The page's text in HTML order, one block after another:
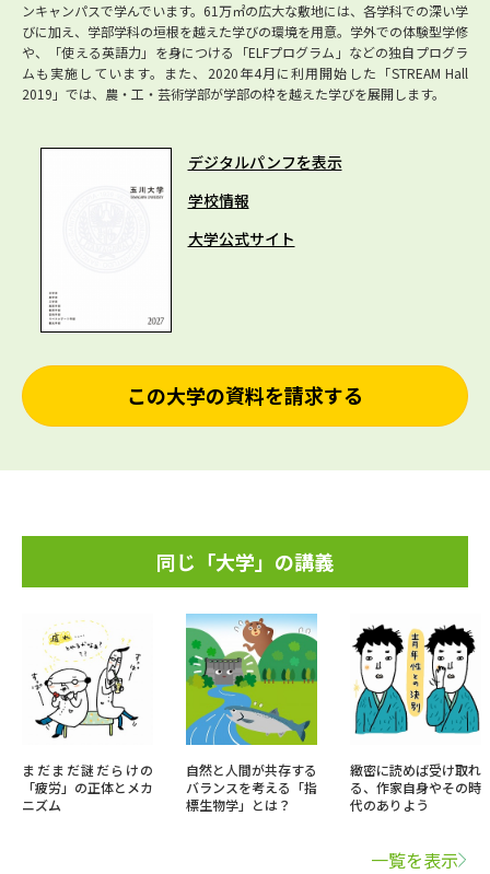
ンキャンパスで学んでいます。61万㎡の広大な敷地には、各学科での深い学
びに加え、学部学科の垣根を越えた学びの環境を用意。学外での体験型学修
や、「使える英語力」を身につける「ELFプログラム」などの独自プログラ
ムも実施しています。また、2020年4月に利用開始した「STREAM Hall
2019」では、農・工・芸術学部が学部の枠を越えた学びを展開します。
デジタルパンフを表示
学校情報
大学公式サイト
この大学の資料を請求する
同じ「大学」の講義
まだまだ謎だらけの
「疲労」の正体とメカ
ニズム
自然と人間が共存する
バランスを考える「指
標生物学」とは？
緻密に読めば受け取れ
る、作家自身やその時
代のありよう
一覧を表示